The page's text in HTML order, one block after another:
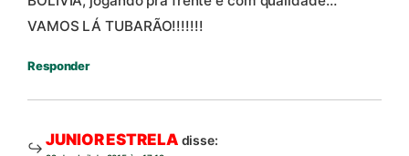
VAMOS LÁ TUBARÃO!!!!!!!
Responder
JUNIOR ESTRELA disse: